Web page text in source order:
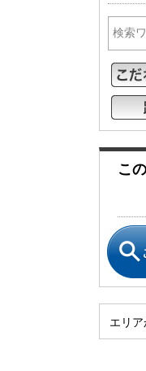
こ
エリ
松戸･柏
松戸･柏
千葉市
千葉市エ
千葉市
千葉市
神奈川
神奈川
神奈川全
神奈川全
神奈川全